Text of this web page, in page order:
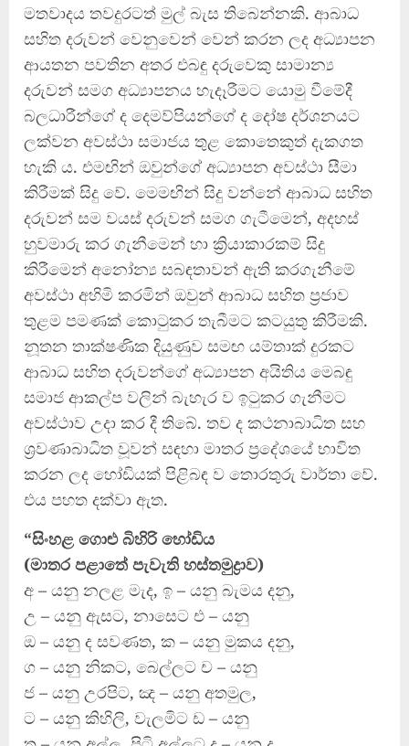
මතවාදය තවදුරටත් මුල් බැස තිබෙන්නකි. ආබාධ
සහිත දරුවන් වෙනුවෙන් වෙන් කරන ලද අධ්‍යාපන
ආයතන පවතින අතර එබඳු දරුවෙකු සාමාන්‍ය
දරුවන් සමග අධ්‍යාපනය හැදෑරීමට යොමු වීමේදී
බලධාරීන්ගේ ද දෙමව්පියන්ගේ ද දෝෂ දර්ශනයට
ලක්වන අවස්ථා සමාජය තුළ කොතෙකුත් දැකගත
හැකි ය. එමඟින් ඔවුන්ගේ අධ්‍යාපන අවස්ථා සීමා
කිරීමක් සිදු වේ. මෙමඟින් සිදු වන්නේ ආබාධ සහිත
දරුවන් සම වයස් දරුවන් සමග ගැටීමෙන්, අදහස්
හුවමාරු කර ගැනීමෙන් හා ක්‍රියාකාරකම් සිදු
කිරීමෙන් අනෝන්‍ය සබඳතාවන් ඇති කරගැනීමේ
අවස්ථා අහිමි කරමින් ඔවුන් ආබාධ සහිත ප්‍රජාව
තුළම පමණක් කොටුකර තැබීමට කටයුතු කිරීමකි.
නූතන තාක්ෂණික දියුණුව සමඟ යම්තාක් දුරකට
ආබාධ සහිත දරුවන්ගේ අධ්‍යාපන අයිතිය මෙබඳු
සමාජ ආකල්ප වලින් බැහැර ව ඉටුකර ගැනීමට
අවස්ථාව උදා කර දී තිබේ. තව ද කථනාබාධිත සහ
ශ්‍රවණාබාධිත වූවන් සඳහා මාතර ප්‍රදේශයේ භාවිත
කරන ලද හෝඩියක් පිළිබඳ ව තොරතුරු වාර්තා වේ.
එය පහත දක්වා ඇත.
“සිංහළ ගොළු බිහිරි හෝඩිය
(මාතර පළාතේ පැවැති හස්තමුද්‍රාව)
අ – යනු නලළ මැද, ඉ – යනු බැමය දනු,
උ – යනු ඇසට, නාසෙට එ – යනු
ඔ – යනු ද සවණත, ක – යනු මුකය දනු,
ග – යනු නිකට, බෙල්ලට ච – යනු
ජ – යනු උරපිට, ඤ – යනු අතමුල,
ට – යනු කිහිලි, වැලමිට ඩ – යනු